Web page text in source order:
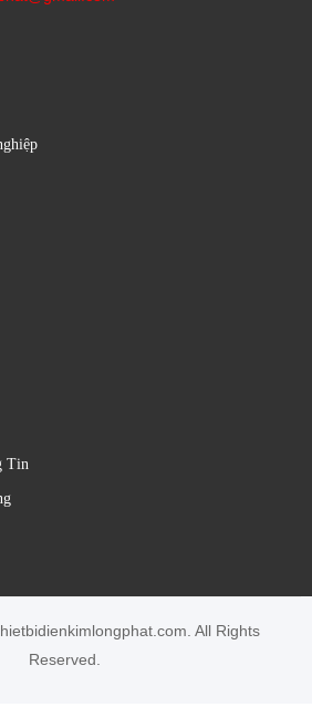
Tin
All Rights
Reserved.